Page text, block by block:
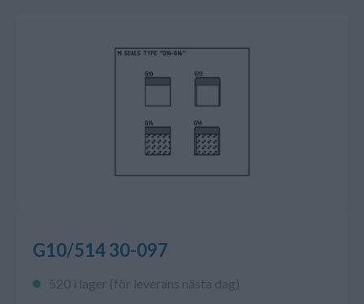
G10/514 30-097
520 i lager (för leverans nästa dag)